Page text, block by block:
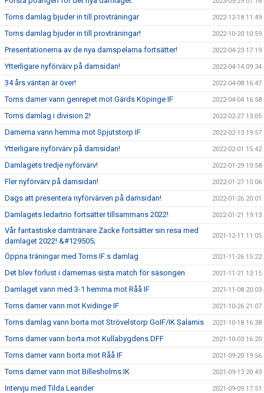
Torns damlag bjuder in till provträningar 2022-12-18 11:49
Torns damlag bjuder in till provträningar! 2022-10-20 10:59
Presentationerna av de nya damspelarna fortsätter! 2022-04-23 17:19
Ytterligare nyförvärv på damsidan! 2022-04-14 09:34
34 års väntan är över! 2022-04-08 16:47
Torns damer vann genrepet mot Gärds Köpinge IF 2022-04-04 16:58
Torns damlag i division 2! 2022-02-27 13:05
Damerna vann hemma mot Spjutstorp IF 2022-02-13 19:57
Ytterligare nyförvärv på damsidan! 2022-02-01 15:42
Damlagets tredje nyförvärv! 2022-01-29 10:58
Fler nyförvärv på damsidan! 2022-01-27 15:06
Dags att presentera nyförvärven på damsidan! 2022-01-26 20:01
Damlagets ledartrio fortsätter tillsammans 2022! 2022-01-21 19:13
Vår fantastiske damtränare Zacke fortsätter sin resa med
damlaget 2022! &#129505;
2021-12-11 11:05
Öppna träningar med Torns IF:s damlag 2021-11-26 15:22
Det blev förlust i damernas sista match för säsongen 2021-11-21 13:15
Damlaget vann med 3-1 hemma mot Råå IF 2021-11-08 20:03
Torns damer vann mot Kvidinge IF 2021-10-26 21:07
Torns damlag vann borta mot Strövelstorp GoIF/IK Salamis 2021-10-18 16:38
Torns damer vann borta mot Kullabygdens DFF 2021-10-03 16:20
Torns damer vann borta mot Råå IF 2021-09-20 19:56
Torns damer vann mot Billesholms IK 2021-09-13 20:49
Intervju med Tilda Leander 2021-09-09 17:51